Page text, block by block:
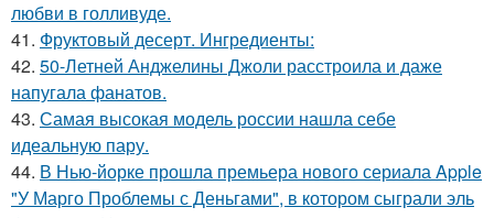
любви в голливуде.
41. Фруктовый десерт. Ингредиенты:
42. 50-Летней Анджелины Джоли расстроила и даже
напугала фанатов.
43. Самая высокая модель россии нашла себе
идеальную пару.
44. В Нью-йорке прошла премьера нового сериала Apple
"У Марго Проблемы с Деньгами", в котором сыграли эль